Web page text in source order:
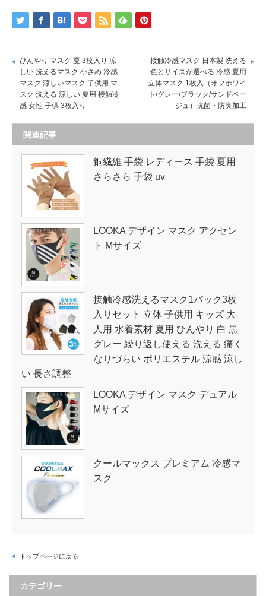
ひんやり マスク 夏 3枚入り 涼
しい 洗えるマスク 小さめ 冷感
マスク 涼しいマスク 子供用 マ
スク 洗える 涼しい 夏用 接触冷
感 女性 子供 3枚入り
接触冷感マスク 日本製 洗える
色とサイズが選べる 冷感 夏用
立体マスク 1枚入（オフホワイ
ト/グレー/ブラック/サンドベー
ジュ）抗菌・防臭加工
関連記事
銅繊維 手袋 レディース 手袋 夏用
さらさら 手袋 uv
LOOKA デザイン マスク アクセン
ト Mサイズ
接触冷感洗えるマスク1パック3枚
入りセット 立体 子供用 キッズ 大
人用 水着素材 夏用 ひんやり 白 黒
グレー 繰り返し使える 洗える 痛く
なりづらい ポリエステル 涼感 涼し
い 長さ調整
LOOKA デザイン マスク デュアル
Mサイズ
クールマックス プレミアム 冷感マ
スク
トップページに戻る
カテゴリー